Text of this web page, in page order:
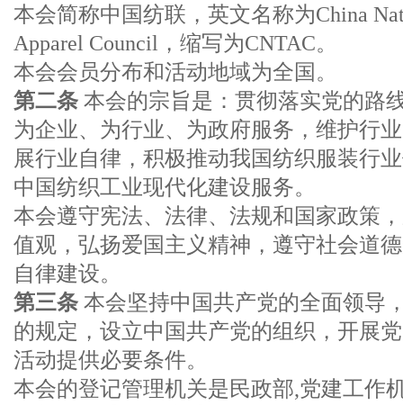
本会简称中国纺联，英文名称为China
Apparel Council，缩写为CNTAC。
本会会员分布和活动地域为全国。
第二条 本会的宗旨是：贯彻落实党的路
为企业、为行业、为政府服务，维护行
展行业自律，积极推动我国纺织服装行
中国纺织工业现代化建设服务。
本会遵守宪法、法律、法规和国家政策
值观，弘扬爱国主义精神，遵守社会道
自律建设。
第三条 本会坚持中国共产党的全面领导
的规定，设立中国共产党的组织，开展
活动提供必要条件。
本会的登记管理机关是民政部,党建工作